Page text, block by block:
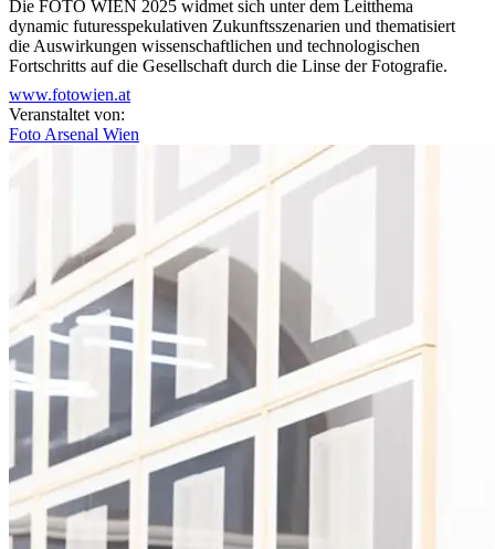
Die FOTO WIEN 2025 widmet sich unter dem Leitthema
dynamic futuresspekulativen Zukunftsszenarien und thematisiert
die Auswirkungen wissenschaftlichen und technologischen
Fortschritts auf die Gesellschaft durch die Linse der Fotografie.
Welche Zukunftsvisionen werden in historischen und aktuellen
Bildern von Wissenschaft und Kunst sichtbar? Wie beeinflussen
Fotografien und post-digitale Technologien unsere Vorstellung
von der Zukunft? Welche ethischen und gesellschaftspolitischen
Fragestellungen werfen digitale und algorithmische Bilder auf?
Als transdisziplinäres Experimentierfeld zwischen Kunst,
Wissenschaft und Technologie beleuchtet die FOTO WIEN 2025
die Fotografie als Fenster in die Zukunft und bietet dazu vom 3.
Oktober bis 2. November 2025 ein vielseitiges Programm aus
Ausstellungen, Panels, Artist Talks, Workshops und vielem mehr.
Partner Netzwerk – Wien ist Teil des EMOP
Der European Month of Photography, kurz EMOP, ist ein
Zusammenschluss verschiedener Fotofestivals europäischer
Hauptstädte. 2004 vom Maison Europenée de la Photographie
(MEP) in Paris zusammen mit den Städten Berlin und Wien
gegründet, haben sich dem Verbund seither immer wieder neue
Netzwerkpartner angeschlossen, konkret: Athen, Bratislava,
Brüssel, Budapest, Lissabon, Ljubljana, Luxemburg, Moskau und
Rom.
www.fotowien.at
Veranstaltet von:
Foto Arsenal Wien